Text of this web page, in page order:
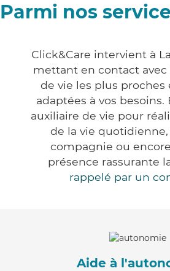
Parmi nos
Click&Care intervient à
mettant en contact avec
de vie les plus proches
adaptées à vos
auxiliaire de vie pour
de la vie
compagnie ou
présence rassurante
rappelé par un
Aide à